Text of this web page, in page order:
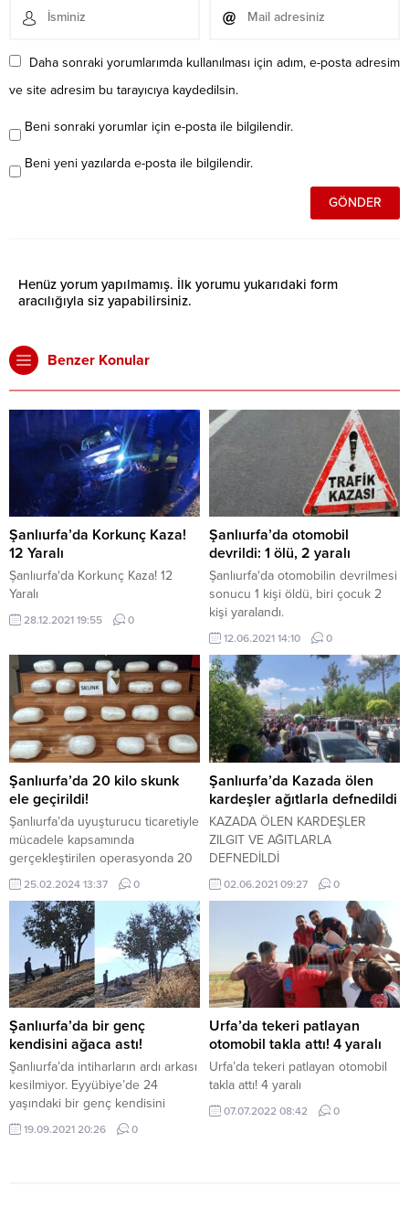
Daha sonraki yorumlarımda kullanılması için adım, e-posta adresim
ve site adresim bu tarayıcıya kaydedilsin.
Beni sonraki yorumlar için e-posta ile bilgilendir.
Beni yeni yazılarda e-posta ile bilgilendir.
Henüz yorum yapılmamış. İlk yorumu yukarıdaki form
aracılığıyla siz yapabilirsiniz.
Benzer Konular
Şanlıurfa’da Korkunç Kaza!
12 Yaralı
Şanlıurfa'da Korkunç Kaza! 12
Yaralı
28.12.2021 19:55 0
Şanlıurfa’da otomobil
devrildi: 1 ölü, 2 yaralı
Şanlıurfa'da otomobilin devrilmesi
sonucu 1 kişi öldü, biri çocuk 2
kişi yaralandı.
12.06.2021 14:10 0
Şanlıurfa’da 20 kilo skunk
ele geçirildi!
Şanlıurfa’da uyuşturucu ticaretiyle
mücadele kapsamında
gerçekleştirilen operasyonda 20
kilo skunk maddesi ele
geçirilirken, 1 kişi gözaltına alındı.
Şanlıurfa İl Emniyet Müdürlüğü
Narkotik Suçlarla Mücadele Şube
Müdürlüğü ekipleri, uyuşturucu
ticaretiyle mücadele kapsamında
yürüttüğü çalışmalara aralıksız
devam ediyor. Bu kapsamda
ekipler, yaptıkları titiz çalışma ve
takip sonucunda, uyuşturucu
satıcılarının kullandığı bir
adreste...
25.02.2024 13:37 0
Şanlıurfa’da Kazada ölen
kardeşler ağıtlarla defnedildi
KAZADA ÖLEN KARDEŞLER
ZILGIT VE AĞITLARLA
DEFNEDİLDİ
02.06.2021 09:27 0
Şanlıurfa’da bir genç
kendisini ağaca astı!
Şanlıurfa’da intiharların ardı arkası
kesilmiyor. Eyyübiye’de 24
yaşındaki bir genç kendisini
ağaca asarak yaşamına son verdi.
Olay, Eyyübiye ilçesine bağlı Hacı
19.09.2021 20:26 0
Urfa’da tekeri patlayan
otomobil takla attı! 4 yaralı
Urfa’da tekeri patlayan otomobil
takla attı! 4 yaralı
07.07.2022 08:42 0